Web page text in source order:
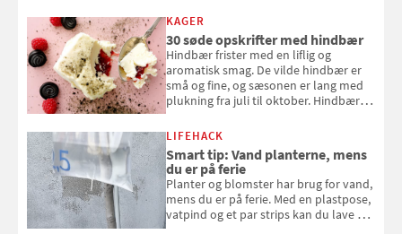
KAGER
30 søde opskrifter med hindbær
Hindbær frister med en liflig og
aromatisk smag. De vilde hindbær er
små og fine, og sæsonen er lang med
plukning fra juli til oktober. Hindbær
kan bruge dine hindbær i alt fra
bagværk og salater til is og syltning.
LIFEHACK
Smart tip: Vand planterne, mens
du er på ferie
Planter og blomster har brug for vand,
mens du er på ferie. Med en plastpose,
vatpind og et par strips kan du lave dit